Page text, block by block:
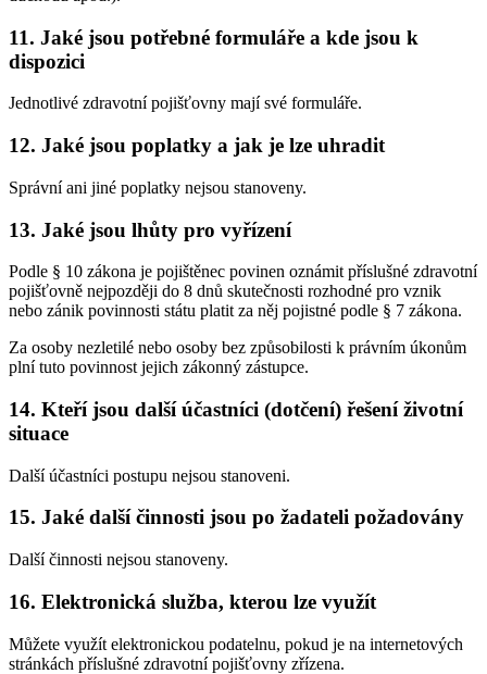
11. Jaké jsou potřebné formuláře a kde jsou k
dispozici
Jednotlivé zdravotní pojišťovny mají své formuláře.
12. Jaké jsou poplatky a jak je lze uhradit
Správní ani jiné poplatky nejsou stanoveny.
13. Jaké jsou lhůty pro vyřízení
Podle § 10 zákona je pojištěnec povinen oznámit příslušné zdravotní
pojišťovně nejpozději do 8 dnů skutečnosti rozhodné pro vznik
nebo zánik povinnosti státu platit za něj pojistné podle § 7 zákona.
Za osoby nezletilé nebo osoby bez způsobilosti k právním úkonům
plní tuto povinnost jejich zákonný zástupce.
14. Kteří jsou další účastníci (dotčení) řešení životní
situace
Další účastníci postupu nejsou stanoveni.
15. Jaké další činnosti jsou po žadateli požadovány
Další činnosti nejsou stanoveny.
16. Elektronická služba, kterou lze využít
Můžete využít elektronickou podatelnu, pokud je na internetových
stránkách příslušné zdravotní pojišťovny zřízena.